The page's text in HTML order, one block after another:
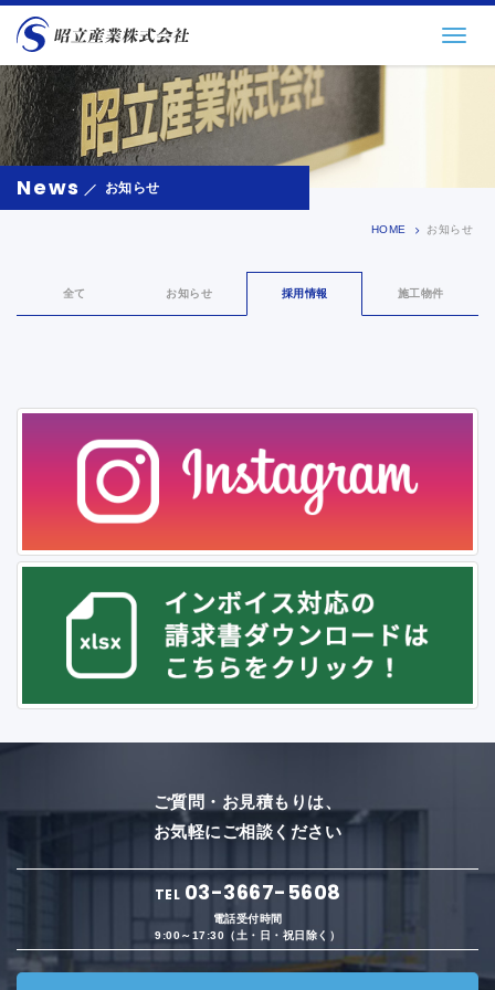
News お知らせ
HOME お知らせ
全て お知らせ 採用情報 施工物件
ご質問・お見積もりは、
お気軽にご相談ください
TEL 03-3667-5608
電話受付時間
9:00～17:30（土・日・祝日除く）